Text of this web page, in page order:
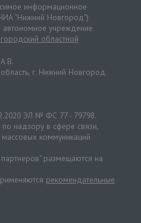
информационное
"Нижний Новгород")
автономное учреждение
областной
г. Нижний Новгород.
ЭЛ № ФС 77 - 79798.
надзору в сфере связи,
коммуникаций
размещаются на
рекомендательные